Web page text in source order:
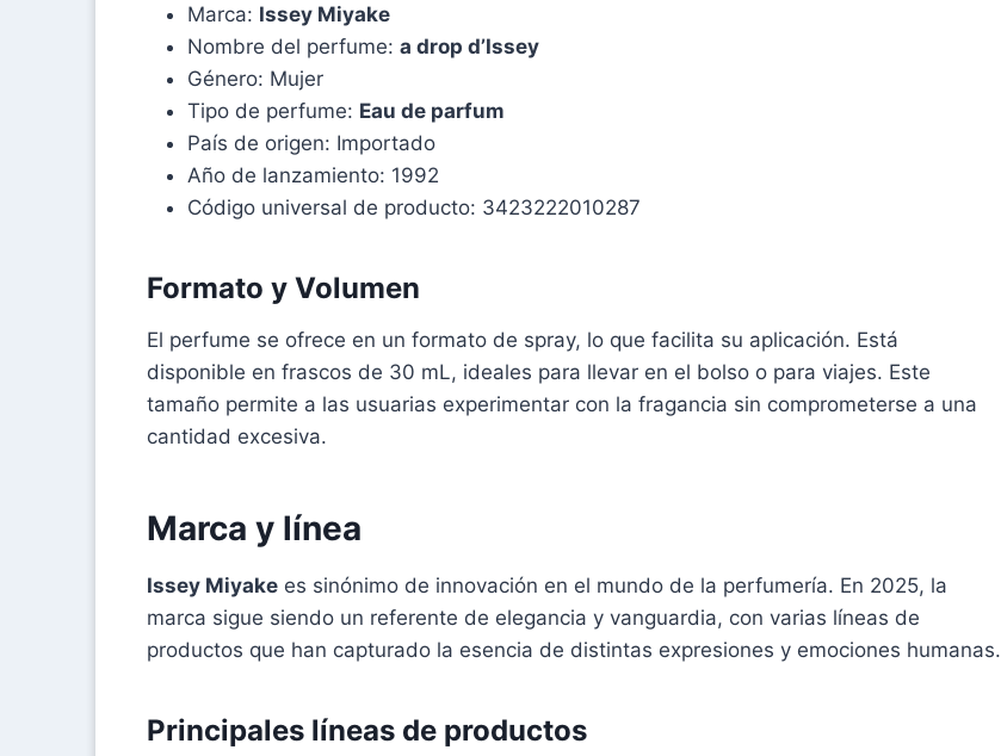
Marca: Issey Miyake
Nombre del perfume: a drop d’Issey
Género: Mujer
Tipo de perfume: Eau de parfum
País de origen: Importado
Año de lanzamiento: 1992
Código universal de producto: 3423222010287
Formato y Volumen
El perfume se ofrece en un formato de spray, lo que facilita su aplicación. Está
disponible en frascos de 30 mL, ideales para llevar en el bolso o para viajes. Este
tamaño permite a las usuarias experimentar con la fragancia sin comprometerse a una
cantidad excesiva.
Marca y línea
Issey Miyake es sinónimo de innovación en el mundo de la perfumería. En 2025, la
marca sigue siendo un referente de elegancia y vanguardia, con varias líneas de
productos que han capturado la esencia de distintas expresiones y emociones humanas.
Principales líneas de productos